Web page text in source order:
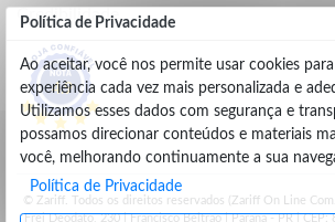
Política de Privacidade
Ao aceitar, você nos permite usar cookies
experiência cada vez mais personalizada e
Utilizamos esses dados com segurança e
possamos direcionar conteúdos e materiais
você, melhorando continuamente a sua
Política de Privacidade
Credibilidade
4.9
© Zariff. Todos os direitos reservados (Zariff On Line
Frei Deodato, 230 | Francisco Beltrão | Parana - PR | CEP: